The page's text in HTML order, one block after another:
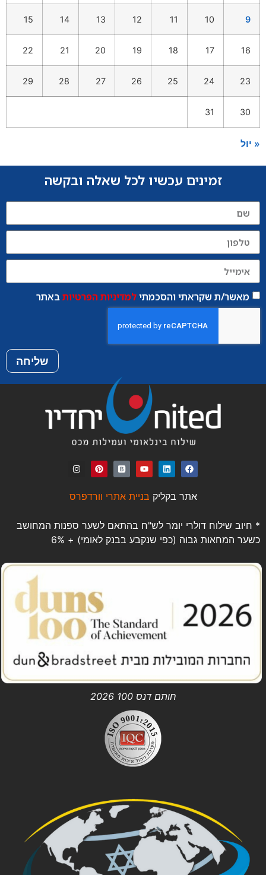
9
10
11
12
13
14
15
16
17
18
19
20
21
22
23
24
25
26
27
28
29
30
31
« יול
זמינים עכשיו לכל שאלה ובקשה
מאשר/ת שקראתי והסכמתילמדיניות הפרטיותבאתר
שליחה
אתר בקליק בניית אתרי וורדפרס
* חיוב שילוח דולרי יומר לש"ח בהתאם לשער ספנות המחושב
כשער המחאות גבוה (כפי שנקבע בבנק לאומי) + 6%
חותם דנס 100 2026